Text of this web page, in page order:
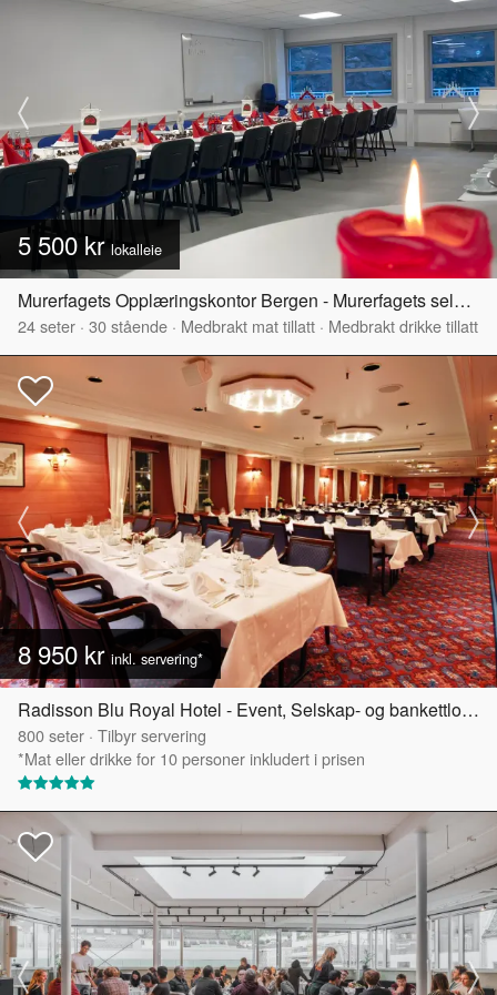
5 500 kr lokalleie
Murerfagets Opplæringskontor Bergen - Murerfagets selskapslokale
24seter · 30stående · Medbrakt mat tillatt · Medbrakt drikke tillatt
8 950 kr inkl. servering*
Radisson Blu Royal Hotel - Event, Selskap- og bankettlokaler
800seter · Tilbyr servering
*Mat eller drikke for 10 personer inkludert i prisen